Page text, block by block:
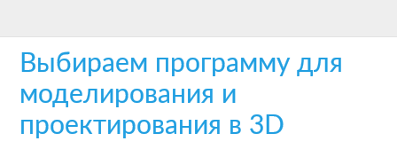
main
content
primary
sidebar
footerВыбираем программу для
моделирования и
проектирования в 3D